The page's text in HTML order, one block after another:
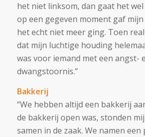
het niet linksom, dan gaat het wel
op een gegeven moment gaf
het echt niet meer ging. Toen
dat mijn luchtige houding
was voor iemand met een angst-
dwangstoornis.”
Bakkerij
“We hebben altijd een bakkerij
de bakkerij open was, stonden
samen in de zaak. We namen